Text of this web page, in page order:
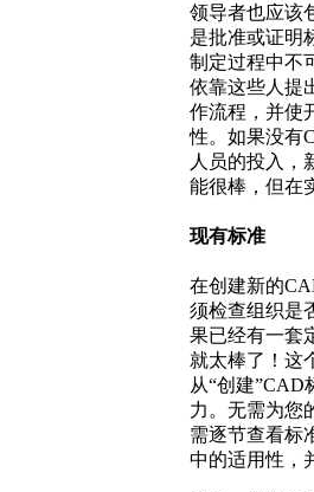
领导者也应该
是批准或证明
制定过程中不
依靠这些人提
作流程，并使
性。如果没有
人员的投入，
能很棒，但在
现有标准
在创建新的
须检查组织是
果已经有一套
就太棒了！这
从“创建”CAD
力。无需为您
需逐节查看标
中的适用性，